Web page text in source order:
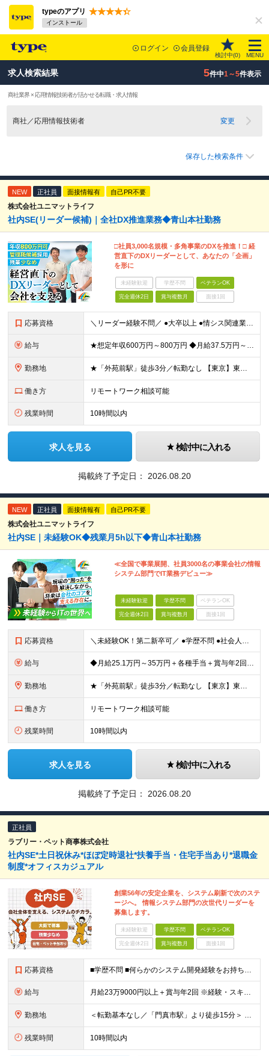
typeのアプリ
インストール
ログイン 会員登録
検討中(0) MENU
求人検索結果 5件中1～5件表示
商社業界 × 応用情報技術者が活かせる転職・求人情報
商社／応用情報技術者 変更
保存した検索条件
NEW 正社員 面接情報有 自己PR不要
株式会社ユニマットライフ
社内SE(リーダー候補)｜全社DX推進業務◆青山本社勤務
□社員3,000名規模・多角事業のDXを推進！□ 経
営直下のDXリーダーとして、あなたの「企画」
を形に
未経験歓迎 学歴不問 ベテランOK
完全週休2日 賞与複数月 面接1回
応募資格 ＼リーダー経験不問／ ●大卒以上 ●情シス関連業務の実務経験(2～3年を想定) ～こんな方に最適なポジションです～ ・大きな裁量、スケール感で企画を動かしたい方 ・アイデアや経験を活かして構想から関
給与 ★想定年収600万円～800万円 ◆月給37.5万円～50万円＋賞与年2回 ※経験・年齢・能力などを考慮の上、決定します。 ※残業代は管理職採用のためなし ※試用期間3ヶ月(期間中の待遇等に差異なし
勤務地 ★「外苑前駅」徒歩3分／転勤なし 【東京】東京都港区南青山2-12-14 ユニマット青山ビル ※(変更の範囲)上記を除く当社関連勤務地
働き方 リモートワーク相談可能
残業時間 10時間以内
求人を見る 検討中に入れる
掲載終了予定日： 2026.08.20
NEW 正社員 面接情報有 自己PR不要
株式会社ユニマットライフ
社内SE｜未経験OK◆残業月5h以下◆青山本社勤務
≪全国で事業展開、社員3000名の事業会社の情報
システム部門でIT業務デビュー≫
未経験歓迎 学歴不問 ベテランOK
完全週休2日 賞与複数月 面接1回
応募資格 ＼未経験OK！第二新卒可／ ●学歴不問 ●社会人経験をお持ちの方（年数不問） ～こんな方にオススメのポジションです～ ★コミュニケーションを大切にし、人のサポートが好きな方 ★情報システムやIT、D
給与 ◆月給25.1万円～35万円＋各種手当＋賞与年2回 ※経験・年齢・能力などを考慮の上、決定します。 ※上記には固定残業代：30時間分／5万円を含む。超過分は別途全額支給。 ※試用期間3ヶ月(期間中の
勤務地 ★「外苑前駅」徒歩3分／転勤なし 【東京】東京都港区南青山2-12-14 ユニマット青山ビル ※(変更の範囲)上記を除く当社関連勤務地
働き方 リモートワーク相談可能
残業時間 10時間以内
求人を見る 検討中に入れる
掲載終了予定日： 2026.08.20
正社員
ラブリー・ペット商事株式会社
社内SE*土日祝休み*ほぼ定時退社*扶養手当・住宅手当あり*退職金
制度*オフィスカジュアル
創業56年の安定企業を、システム刷新で次のステ
ージへ。 情報システム部門の次世代リーダーを
募集します。
未経験歓迎 学歴不問 ベテランOK
完全週休2日 賞与複数月 面接1回
応募資格 ■学歴不問 ■何らかのシステム開発経験をお持ちの方 └年数・言語・環境不問 【活かせる経験】 ◎卸売業やメーカーにおける物流システムの企画・導入・運用経験 ◎BIツールの企画・導入・構築経験 ◎デー
給与 月給23万9000円以上＋賞与年2回 ※経験・スキルを最大限考慮のうえ、当社規定により優遇します。 ＼経験・スキルに応じたポジションでお迎えします／ 経験豊富な方には、前職給与やご希望も考慮した
勤務地 ＜転勤基本なし／「門真市駅」より徒歩15分＞ ■大阪本社 大阪府門真市松生町6-20 ※場合により転勤の可能性がございます。
残業時間 10時間以内